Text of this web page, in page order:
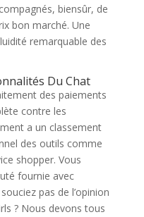
biensûr, de
bon marché. Une
remarquable des
Du Chat
des paiements
contre les
a un classement
des outils comme
shopper. Vous
fournie avec
pas de l’opinion
? Nous devons tous